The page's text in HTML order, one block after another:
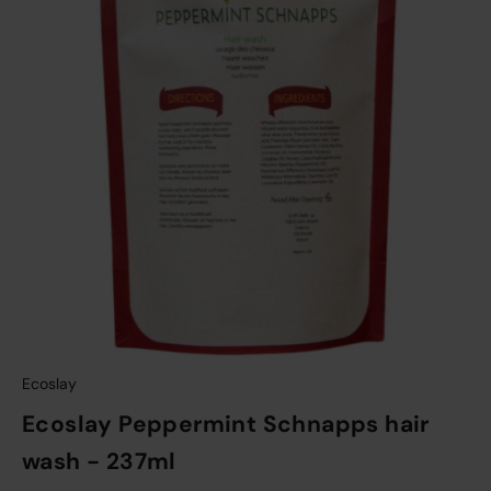
Ecoslay
Ecoslay Peppermint Schnapps hair
wash - 237ml